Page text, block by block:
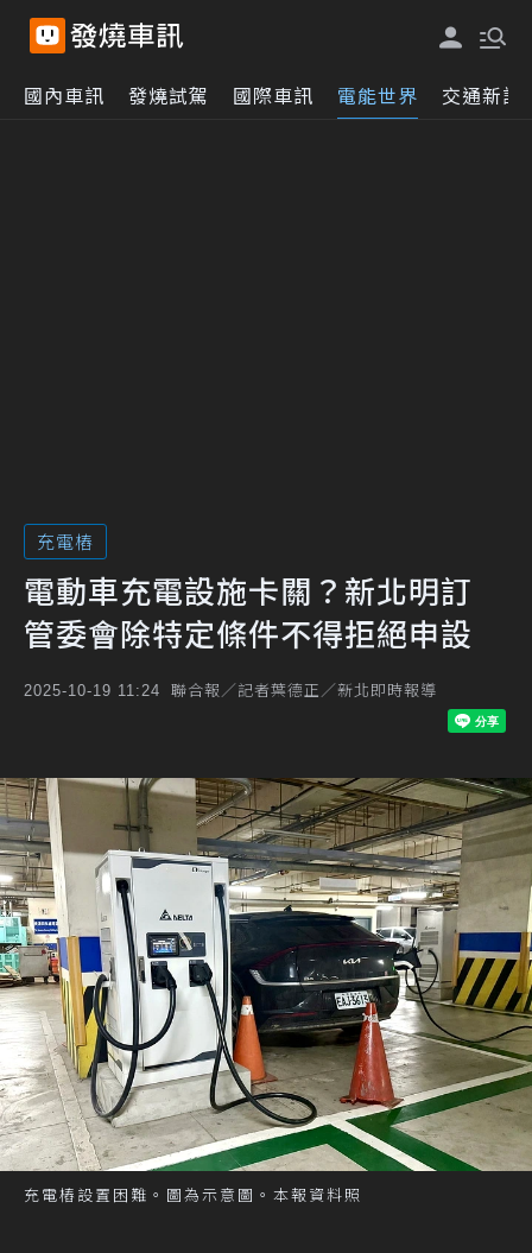
國內車訊 發燒試駕 國際車訊 電能世界 交通新訊
充電樁
電動車充電設施卡關？新北明訂
管委會除特定條件不得拒絕申設
2025-10-19 11:24 聯合報／記者葉德正／新北即時報導
充電樁設置困難。圖為示意圖。本報資料照